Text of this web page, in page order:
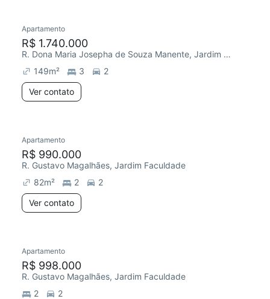
Redecorar
Apartamento
R$ 1.740.000
R. Dona Maria Josepha de Souza Manente, Jardim Faculdade
149m² 3
2
Ver contato
Apartamento
R$ 990.000
R. Gustavo Magalhães, Jardim Faculdade
82m² 2
2
Ver contato
Redecorar
Apartamento
R$ 998.000
R. Gustavo Magalhães, Jardim Faculdade
2
2